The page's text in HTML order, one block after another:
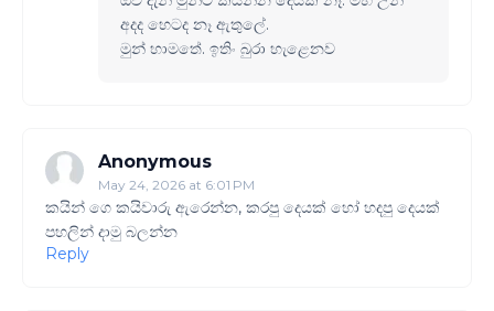
අදද හෙටද නෑ ඇතුලේ.
මුන් හාමතේ. ඉතිං බුරා හැළෙනව
Anonymous
May 24, 2026 at 6:01 PM
කයින් ගෙ කයිවාරු ඇරෙන්න, කරපු දෙයක් හෝ හදපු දෙයක්
පහලින් දාමු බලන්න
Reply